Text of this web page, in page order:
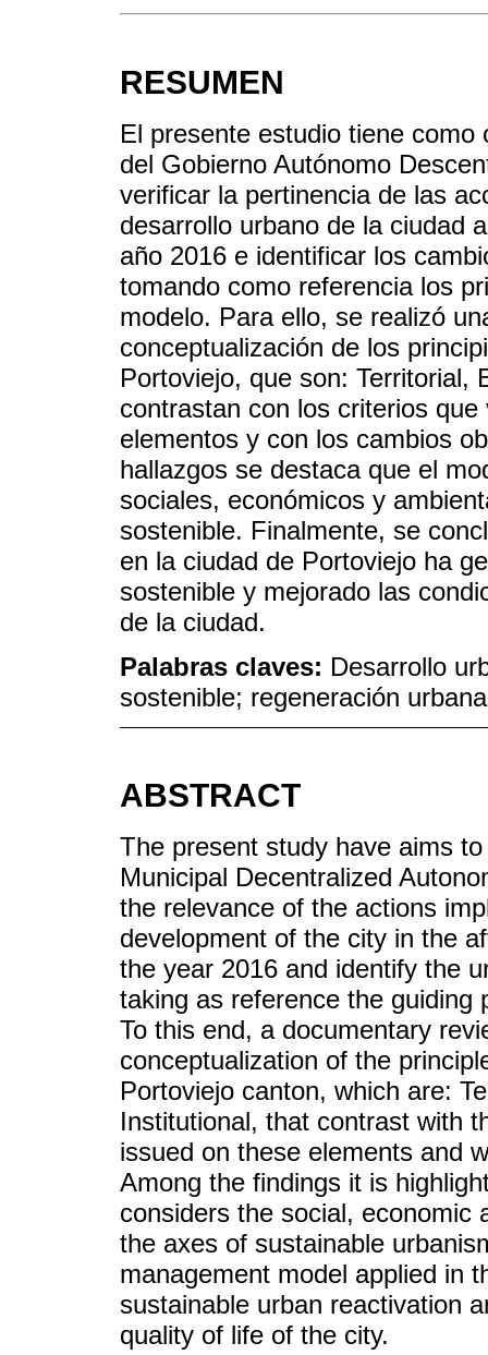
RESUMEN
El presente estudio tiene
del Gobierno Autónomo
verificar la pertinencia de las
desarrollo urbano de la ciudad
año 2016 e identificar los
tomando como referencia los
modelo. Para ello, se realizó
conceptualización de los
Portoviejo, que son: Territorial,
contrastan con los criterios
elementos y con los cambios
hallazgos se destaca que el
sociales, económicos y
sostenible. Finalmente, se
en la ciudad de Portoviejo ha
sostenible y mejorado las
de la ciudad.
Palabras claves: Desarrollo
sostenible; regeneración
ABSTRACT
The present study have aims
Municipal Decentralized
the relevance of the actions
development of the city in the
the year 2016 and identify the
taking as reference the guiding
To this end, a documentary
conceptualization of the
Portoviejo canton, which are:
Institutional, that contrast with
issued on these elements and
Among the findings it is
considers the social, economic
the axes of sustainable
management model applied in
sustainable urban reactivation
quality of life of the city.